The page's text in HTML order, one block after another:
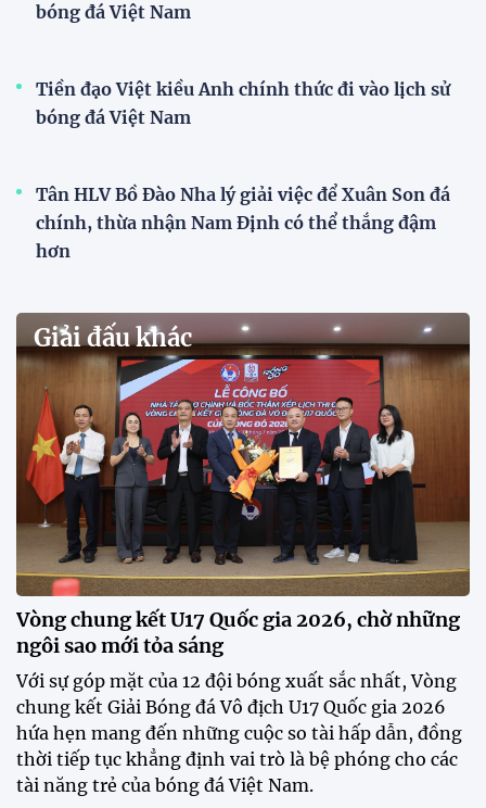
VCK U21 Quốc gia – Cúp FPT Play 2026: Hứa
Quy tụ 12 đội bóng trẻ hàng đầu cả nước, VCK U21
Quốc gia – Cúp FPT Play 2026 hứa hẹn tạo nên cuộc
đua sôi động, đồng thời là bệ phóng cho những
gương mặt triển vọng của bóng đá Việt Nam.
Khai mạc chương trình tuyển sinh, phát hiện tài
năng bóng đá nữ
ĐKVĐ Cúp Quốc gia chiêu mộ sao trẻ của ĐT Việt
Nam
Đình Bắc cùng dàn sao CAHN "thắng lớn" tại
V.League Awards 2026
Loạt cầu thủ U19 Việt Nam thi tốt nghiệp THPT